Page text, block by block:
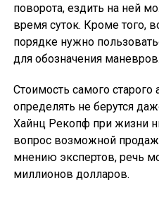
поворота, ездить на ней
время суток. Кроме того,
порядке нужно
для обозначения маневров.
Стоимость самого
определять не берутся
Хайнц Рекопф при жизни
вопрос возможной
мнению экспертов, речь
миллионов долларов.